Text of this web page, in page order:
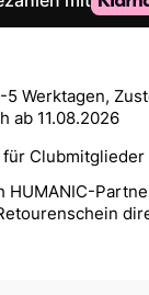
Werktagen,
ab 11.08.2026
Clubmitglieder
HUMANIC-